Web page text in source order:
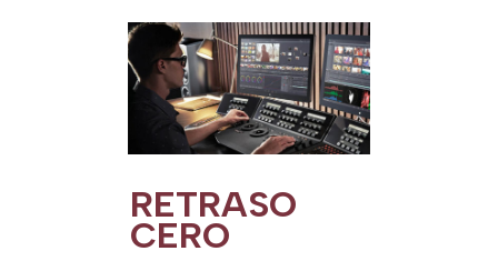
RETRASO
CERO